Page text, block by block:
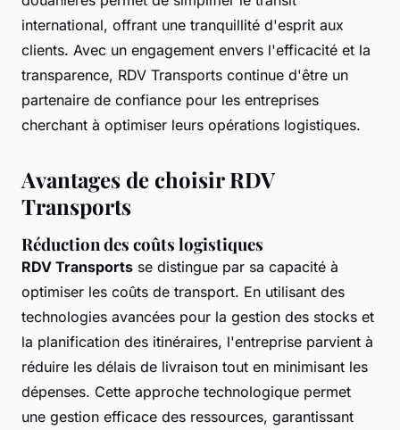
international, offrant une tranquillité d'esprit aux
clients. Avec un engagement envers l'efficacité et la
transparence, RDV Transports continue d'être un
partenaire de confiance pour les entreprises
cherchant à optimiser leurs opérations logistiques.
Avantages de choisir RDV
Transports
Réduction des coûts logistiques
RDV Transports se distingue par sa capacité à
optimiser les coûts de transport. En utilisant des
technologies avancées pour la gestion des stocks et
la planification des itinéraires, l'entreprise parvient à
réduire les délais de livraison tout en minimisant les
dépenses. Cette approche technologique permet
une gestion efficace des ressources, garantissant